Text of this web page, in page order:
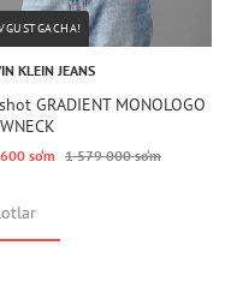
KLEIN JEANS
GRADIENT MONOLOGO
so‘m 1 579 000 so‘m